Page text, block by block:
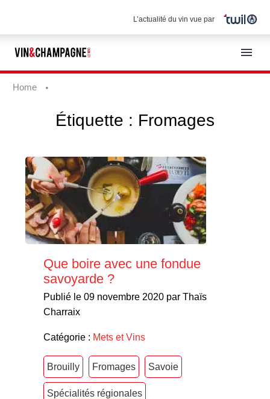
L’actualité du vin vue par
Français
Home
Étiquette : Fromages
Que boire avec une fondue
savoyarde ?
Publié le 09 novembre 2020 par Thaïs
Charraix
Catégorie : Mets et Vins
Brouilly Fromages Savoie
Spécialités régionales